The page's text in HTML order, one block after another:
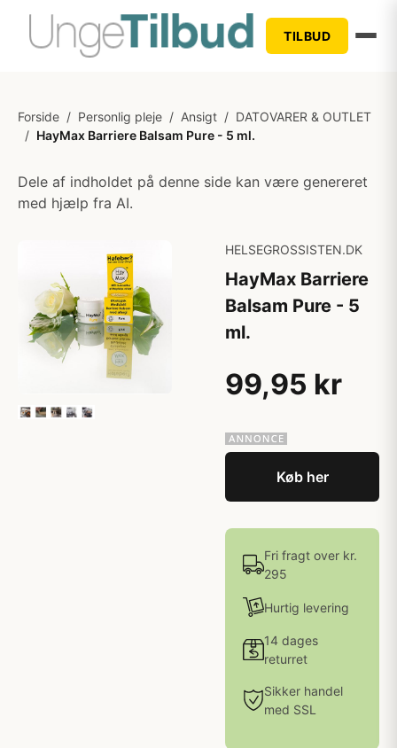
TILBUD
Forside / Personlig pleje / Ansigt / DATOVARER & OUTLET
/ HayMax Barriere Balsam Pure - 5 ml.
Dele af indholdet på denne side kan være genereret
med hjælp fra AI.
HELSEGROSSISTEN.DK
HayMax Barriere
Balsam Pure - 5
ml.
99,95 kr
Køb her
Fri fragt over kr.
295
Hurtig levering
14 dages
returret
Sikker handel
med SSL